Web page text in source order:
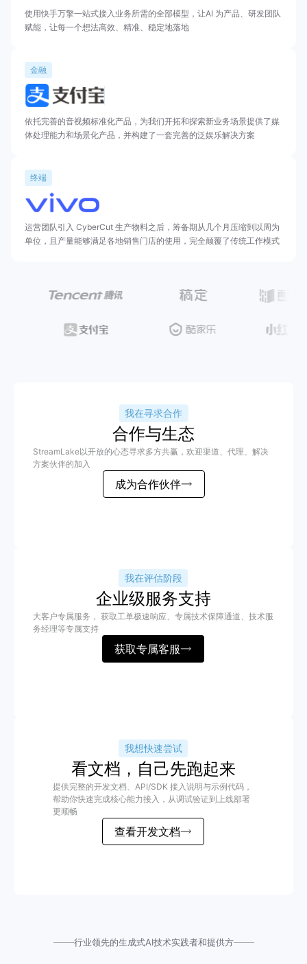
使用快手万擎一站式接入业务所需的全部模型，让AI 为产品、研发团队
赋能，让每一个想法高效、精准、稳定地落地
金融
依托完善的音视频标准化产品，为我们开拓和探索新业务场景提供了媒
体处理能力和场景化产品，并构建了一套完善的泛娱乐解决方案
终端
运营团队引入 CyberCut 生产物料之后，筹备期从几个月压缩到以周为
单位，且产量能够满足各地销售门店的使用，完全颠覆了传统工作模式
我在寻求合作
合作与生态
StreamLake以开放的心态寻求多方共赢，欢迎渠道、代理、解决
方案伙伴的加入
成为合作伙伴
我在评估阶段
企业级服务支持
大客户专属服务， 获取工单极速响应、专属技术保障通道、技术服
务经理等专属支持
获取专属客服
我想快速尝试
看文档，自己先跑起来
提供完整的开发文档、API/SDK 接入说明与示例代码，
帮助你快速完成核心能力接入，从调试验证到上线部署
更顺畅
查看开发文档
行业领先的生成式AI技术实践者和提供方